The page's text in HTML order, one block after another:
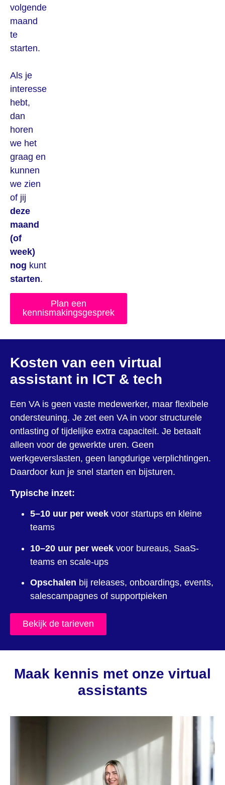
volgende
maand
te
starten.
Als je
interesse
hebt,
dan
horen
we het
graag en
kunnen
we zien
of jij
deze
maand
(of
week)
nog kunt
starten.
Plan een
kennismakingsgesprek
Kosten van een virtual
assistant in ICT & tech
Een VA is geen vaste medewerker, maar flexibele
ondersteuning. Je zet een VA in voor structurele
ontlasting of tijdelijke extra capaciteit. Je betaalt
alleen voor de gewerkte uren. Geen
werkgeverslasten, geen langdurige verplichtingen.
Daardoor kun je snel starten en bijsturen.
Typische inzet:
5–10 uur per week voor startups en kleine
teams
10–20 uur per week voor bureaus, SaaS-
teams en scale-ups
Opschalen bij releases, onboardings, events,
salescampagnes of supportpieken
Bekijk de tarieven
Maak kennis met onze virtual
assistants